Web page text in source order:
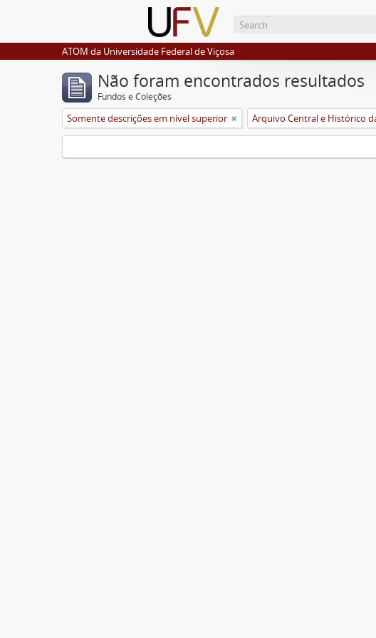
ATOM da Universidade Federal de Viçosa
Não foram encontrados resultados
Fundos e Coleções
Somente descrições em nível superior